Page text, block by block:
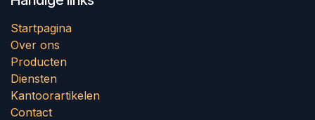
Startpagina
Over ons
Producten
Diensten
Kantoorartikelen
Contact